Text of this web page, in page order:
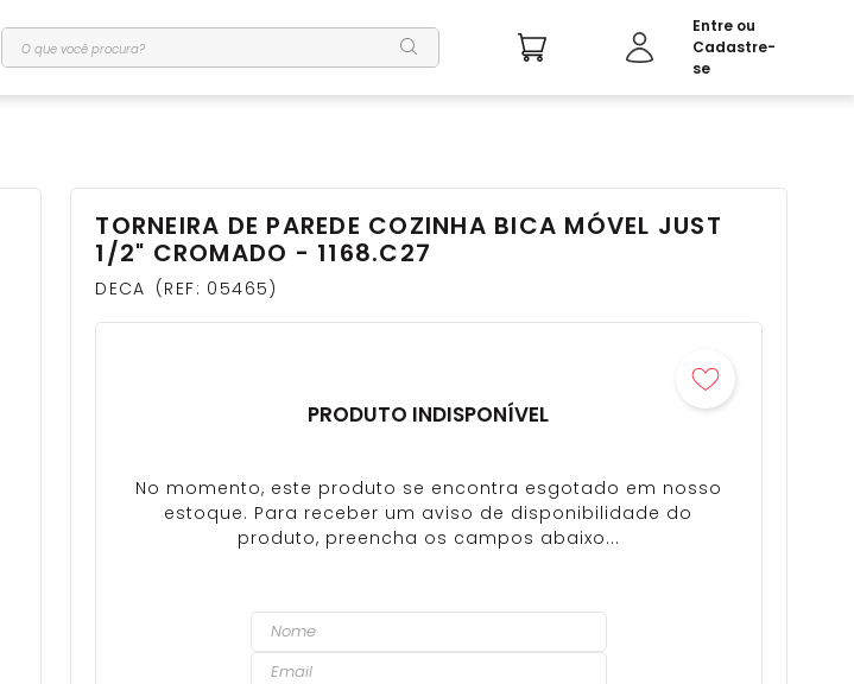
O que você procura?
TORNEIRA DE PAREDE COZINHA BICA MÓVEL JUST
1/2" CROMADO - 1168.C27
DECA REF: 05465
PRODUTO INDISPONÍVEL